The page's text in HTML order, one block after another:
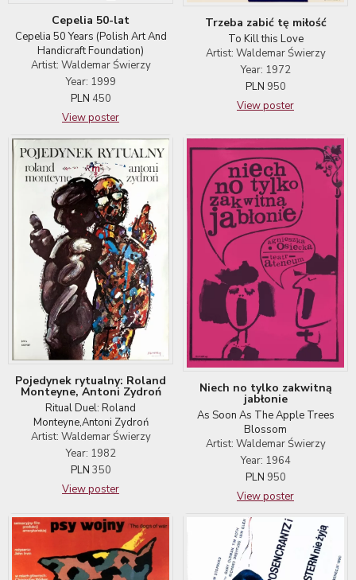
Cepelia 50-lat
Cepelia 50 Years (Polish Art And
Handicraft Foundation)
Artist: Waldemar Świerzy
Year: 1999
PLN 450
View poster
Trzeba zabić tę miłość
To Kill this Love
Artist: Waldemar Świerzy
Year: 1972
PLN 950
View poster
Pojedynek rytualny: Roland
Monteyne, Antoni Zydroń
Ritual Duel: Roland
Monteyne,Antoni Zydroń
Artist: Waldemar Świerzy
Year: 1982
PLN 350
View poster
Niech no tylko zakwitną
jabłonie
As Soon As The Apple Trees
Blossom
Artist: Waldemar Świerzy
Year: 1964
PLN 950
View poster